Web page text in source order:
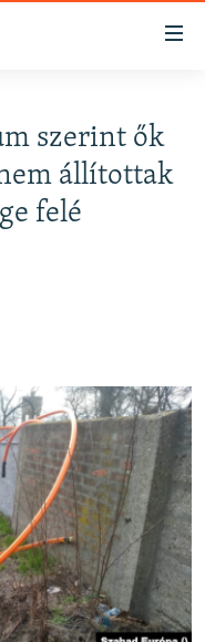
szerint ők
állítottak
felé